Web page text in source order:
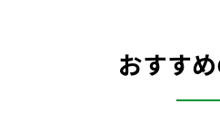
おすす